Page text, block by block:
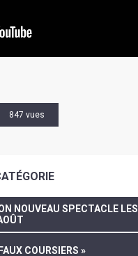
847 vues
NOUVEAU SPECTACLE LES
COURSIERS »